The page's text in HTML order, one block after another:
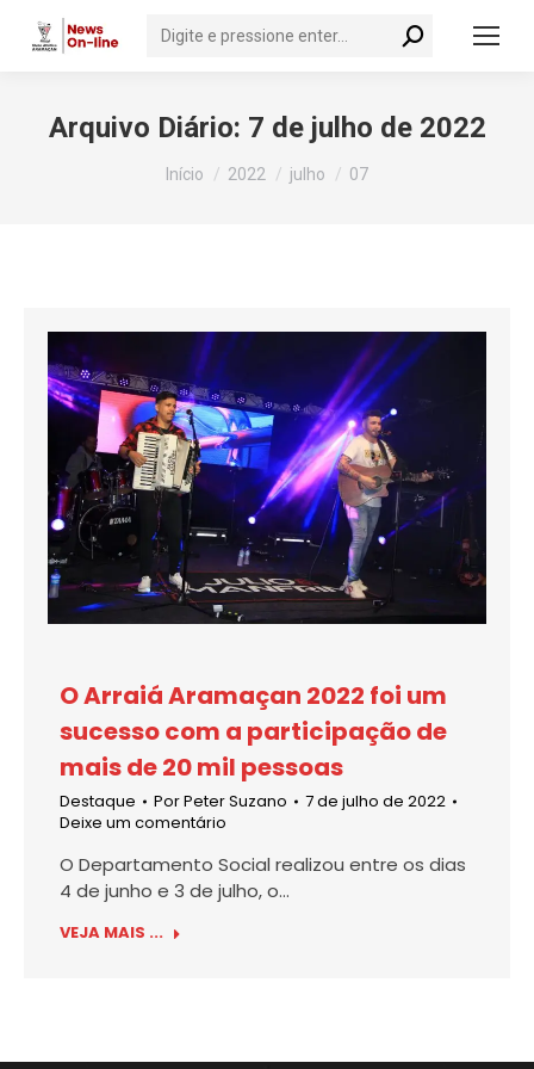
Search:
Arquivo Diário: 7 de julho de 2022
Você está aqui:
Início 2022 julho 07
O Arraiá Aramaçan 2022 foi um
sucesso com a participação de
mais de 20 mil pessoas
Destaque PorPeter Suzano
7 de julho de 2022
Deixe um comentário
O Departamento Social realizou entre os dias
4 de junho e 3 de julho, o…
VEJA MAIS ...